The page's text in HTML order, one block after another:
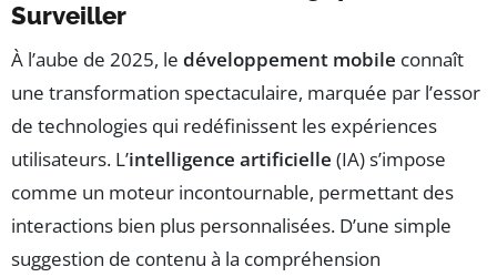
Surveiller
À l’aube de 2025, le développement mobile connaît
une transformation spectaculaire, marquée par l’essor
de technologies qui redéfinissent les expériences
utilisateurs. L’intelligence artificielle (IA) s’impose
comme un moteur incontournable, permettant des
interactions bien plus personnalisées. D’une simple
suggestion de contenu à la compréhension